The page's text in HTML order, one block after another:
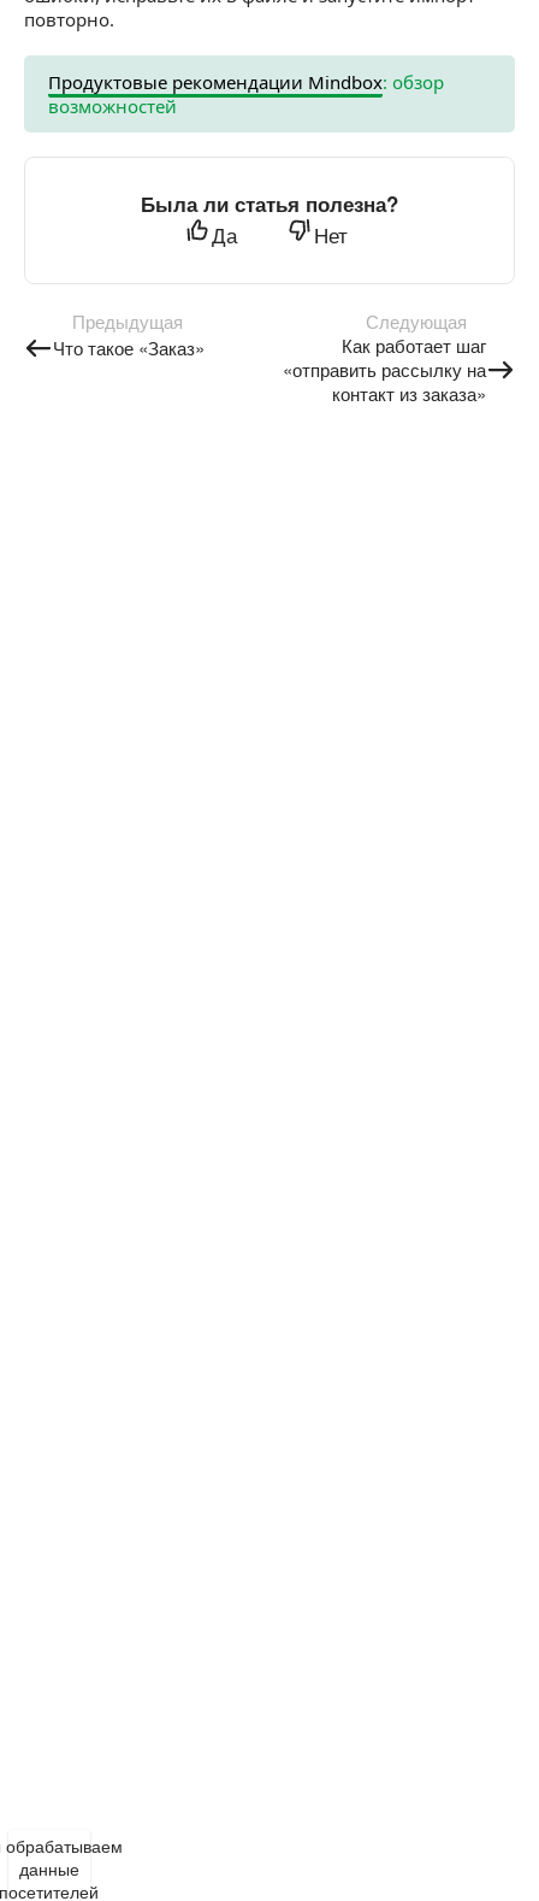
повторно.
Продуктовые рекомендации Mindbox: обзор
возможностей
Была ли статья полезна?
Да Нет
Предыдущая
Что такое «Заказ»
Следующая
Как работает шаг
«отправить рассылку на
контакт из заказа»
данные
посетителей